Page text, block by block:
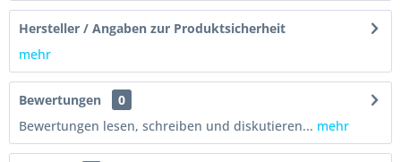
Hersteller / Angaben zur Produktsicherheit
mehr
Bewertungen
0
Bewertungen lesen, schreiben und diskutieren... mehr